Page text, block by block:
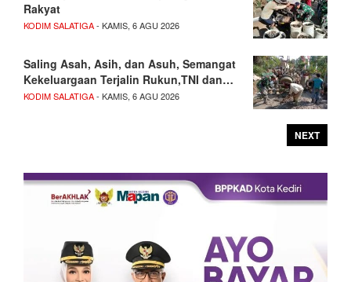
Rakyat
KODIM SALATIGA- KAMIS, 6 AGU 2026
Saling Asah, Asih, dan Asuh, Semangat
Kekeluargaan Terjalin Rukun,TNI dan…
KODIM SALATIGA- KAMIS, 6 AGU 2026
NEXT